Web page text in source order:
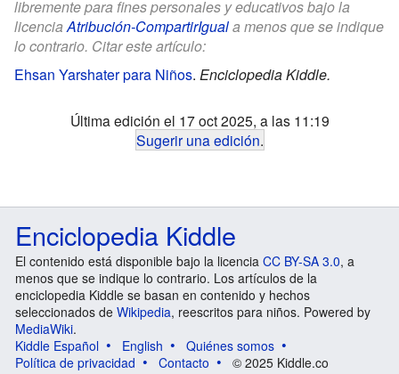
libremente para fines personales y educativos bajo la
licenciaAtribución-CompartirIguala menos que se indique
lo contrario. Citar este artículo:
Ehsan Yarshater para Niños. Enciclopedia Kiddle.
Última edición el 17 oct 2025, a las 11:19
Sugerir una edición.
Enciclopedia Kiddle
El contenido está disponible bajo la licencia CC BY-SA 3.0, a
menos que se indique lo contrario. Los artículos de la
enciclopedia Kiddle se basan en contenido y hechos
seleccionados de Wikipedia, reescritos para niños. Powered by
MediaWiki.
Kiddle Español
English
Quiénes somos
Política de privacidad
Contacto © 2025 Kiddle.co